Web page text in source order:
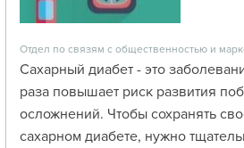
Отдел по связям с общественностью и
Сахарный диабет - это
раза повышает риск развития
осложнений. Чтобы сохранять
сахарном диабете, нужно